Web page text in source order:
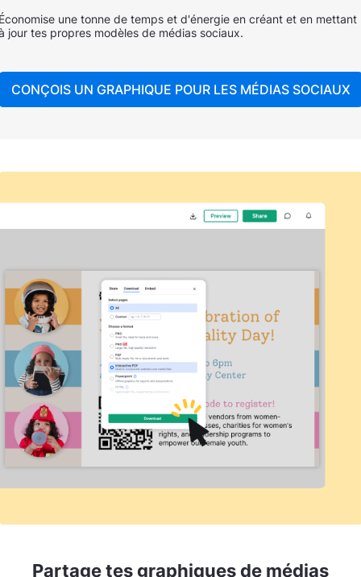
une tonne de temps et d'énergie en créant et en mettant
jour tes propres modèles de médias sociaux.
CONÇOIS UN GRAPHIQUE POUR LES MÉDIAS SOCIAUX
Partage tes graphiques de médias